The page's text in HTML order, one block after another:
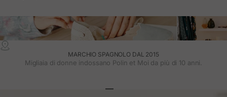
MARCHIO SPAGNOLO DAL 2015
Migliaia di donne indossano Polin et Moi da più di 10 anni.